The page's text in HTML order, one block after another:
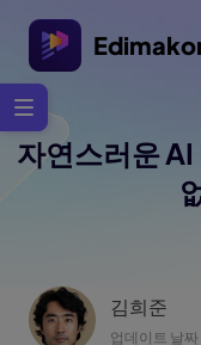
자연스러운
김희준
업데이트 날